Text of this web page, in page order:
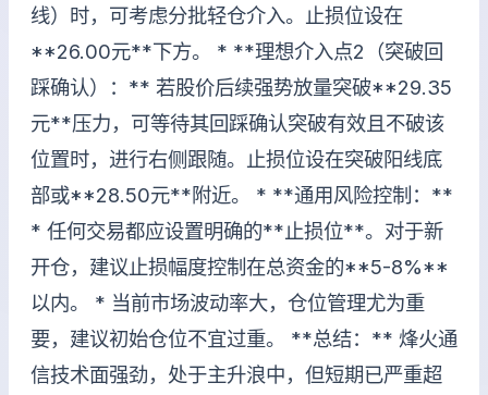
线）时，可考虑分批轻仓介入。止损位设在
**26.00元**下方。 * **理想介入点2（突破回
踩确认）：** 若股价后续强势放量突破**29.35
元**压力，可等待其回踩确认突破有效且不破该
位置时，进行右侧跟随。止损位设在突破阳线底
部或**28.50元**附近。 * **通用风险控制：**
* 任何交易都应设置明确的**止损位**。对于新
开仓，建议止损幅度控制在总资金的**5-8%**
以内。 * 当前市场波动率大，仓位管理尤为重
要，建议初始仓位不宜过重。 **总结：** 烽火通
信技术面强劲，处于主升浪中，但短期已严重超